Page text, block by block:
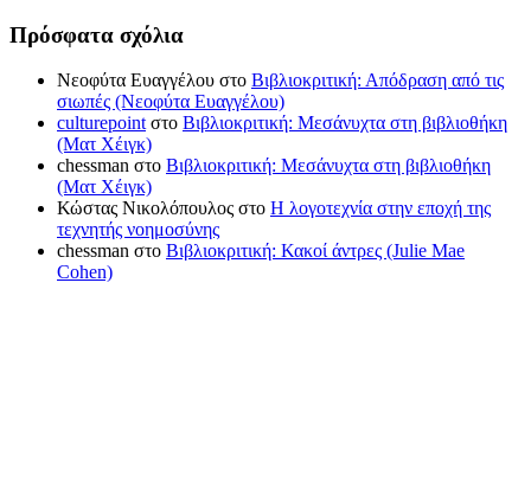
Πρόσφατα σχόλια
Νεοφύτα Ευαγγέλου στο Βιβλιοκριτική: Απόδραση από τις
σιωπές (Νεοφύτα Ευαγγέλου)
culturepointστο Βιβλιοκριτική: Μεσάνυχτα στη βιβλιοθήκη
(Ματ Χέιγκ)
chessman στο Βιβλιοκριτική: Μεσάνυχτα στη βιβλιοθήκη
(Ματ Χέιγκ)
Κώστας Νικολόπουλος στο Η λογοτεχνία στην εποχή της
τεχνητής νοημοσύνης
chessman στο Βιβλιοκριτική: Κακοί άντρες (Julie Mae
Cohen)